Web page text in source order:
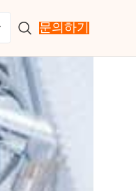
문의하기